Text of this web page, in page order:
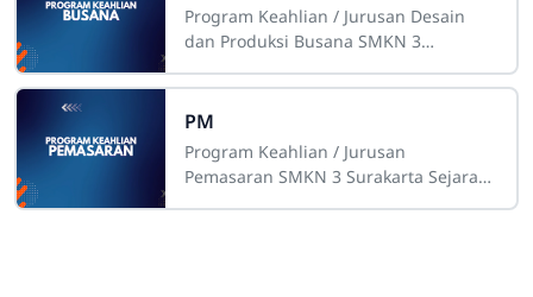
Program Keahlian / Jurusan Desain
dan Produksi Busana SMKN 3
Desain dan Produksi Busana di SMKN
3 Surakarta berdiri
PM
Program Keahlian / Jurusan
Pemasaran SMKN 3 Surakarta Sejarah